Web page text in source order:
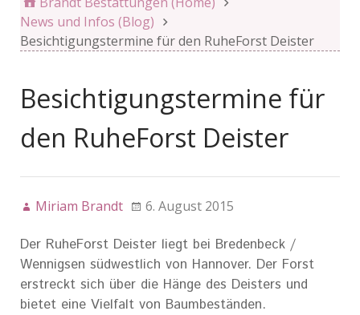
News und Infos (Blog)
Besichtigungstermine für den RuheForst Deister
Besichtigungstermine für
den RuheForst Deister
Miriam Brandt 6. August 2015
Der RuheForst Deister liegt bei Bredenbeck /
Wennigsen südwestlich von Hannover. Der Forst
erstreckt sich über die Hänge des Deisters und
bietet eine Vielfalt von Baumbeständen.